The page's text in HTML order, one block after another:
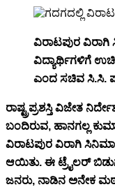
ವಿರಾಟಪುರ ವಿರಾಗಿ
ವಿದ್ಯಾರ್ಥಿಗಳಿಗೆ
ಎಂದ ಸಚಿವ ಸಿ.ಸಿ.
ರಾಷ್ಟ್ರಪ್ರಶಸ್ತಿ ವಿಜೇತ
ಬಂದಿರುವ, ಹಾನಗಲ್ಲ
ವಿರಾಟಪುರ ವಿರಾಗಿ
ಆಯಿತು. ಈ ಟ್ರೈಲರ್
ಜನರು, ನಾಡಿನ ಅನೇಕ